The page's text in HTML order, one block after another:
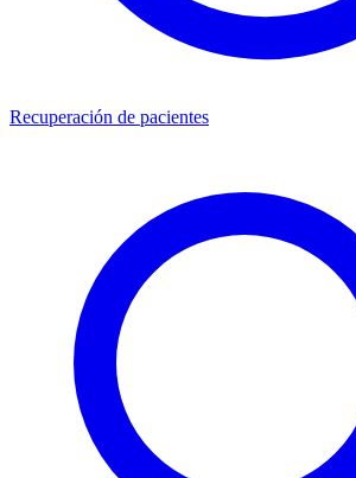
Recuperación de pacientes